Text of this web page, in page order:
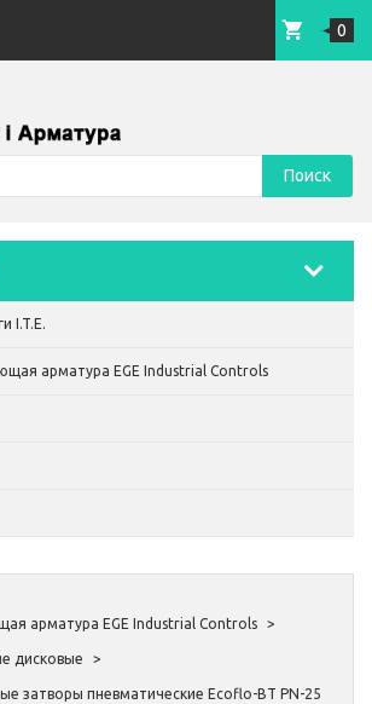
Поиск
0
I.T.E.
арматура EGE Industrial Controls
арматура EGE Industrial Controls
дисковые
затворы пневматические Ecoflo-BT PN-25